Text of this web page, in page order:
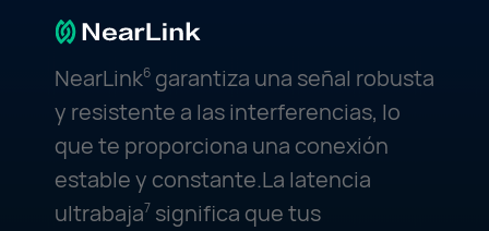
NearLink6garantiza una señal robusta
y resistente a las interferencias, lo
que te proporciona una conexión
estable y constante.La latencia
ultrabaja7significa que tus